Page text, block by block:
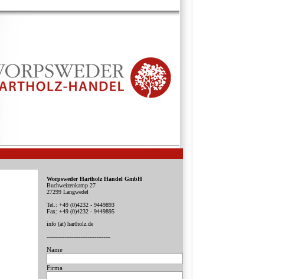
Worpsweder Hartholz Handel GmbH
Buchweizenkamp 27
27299 Langwedel
Tel.: +49 (0)4232 - 9449893
Fax: +49 (0)4232 - 9449895
info (at) hartholz.de
------------------------------------
Name
Firma